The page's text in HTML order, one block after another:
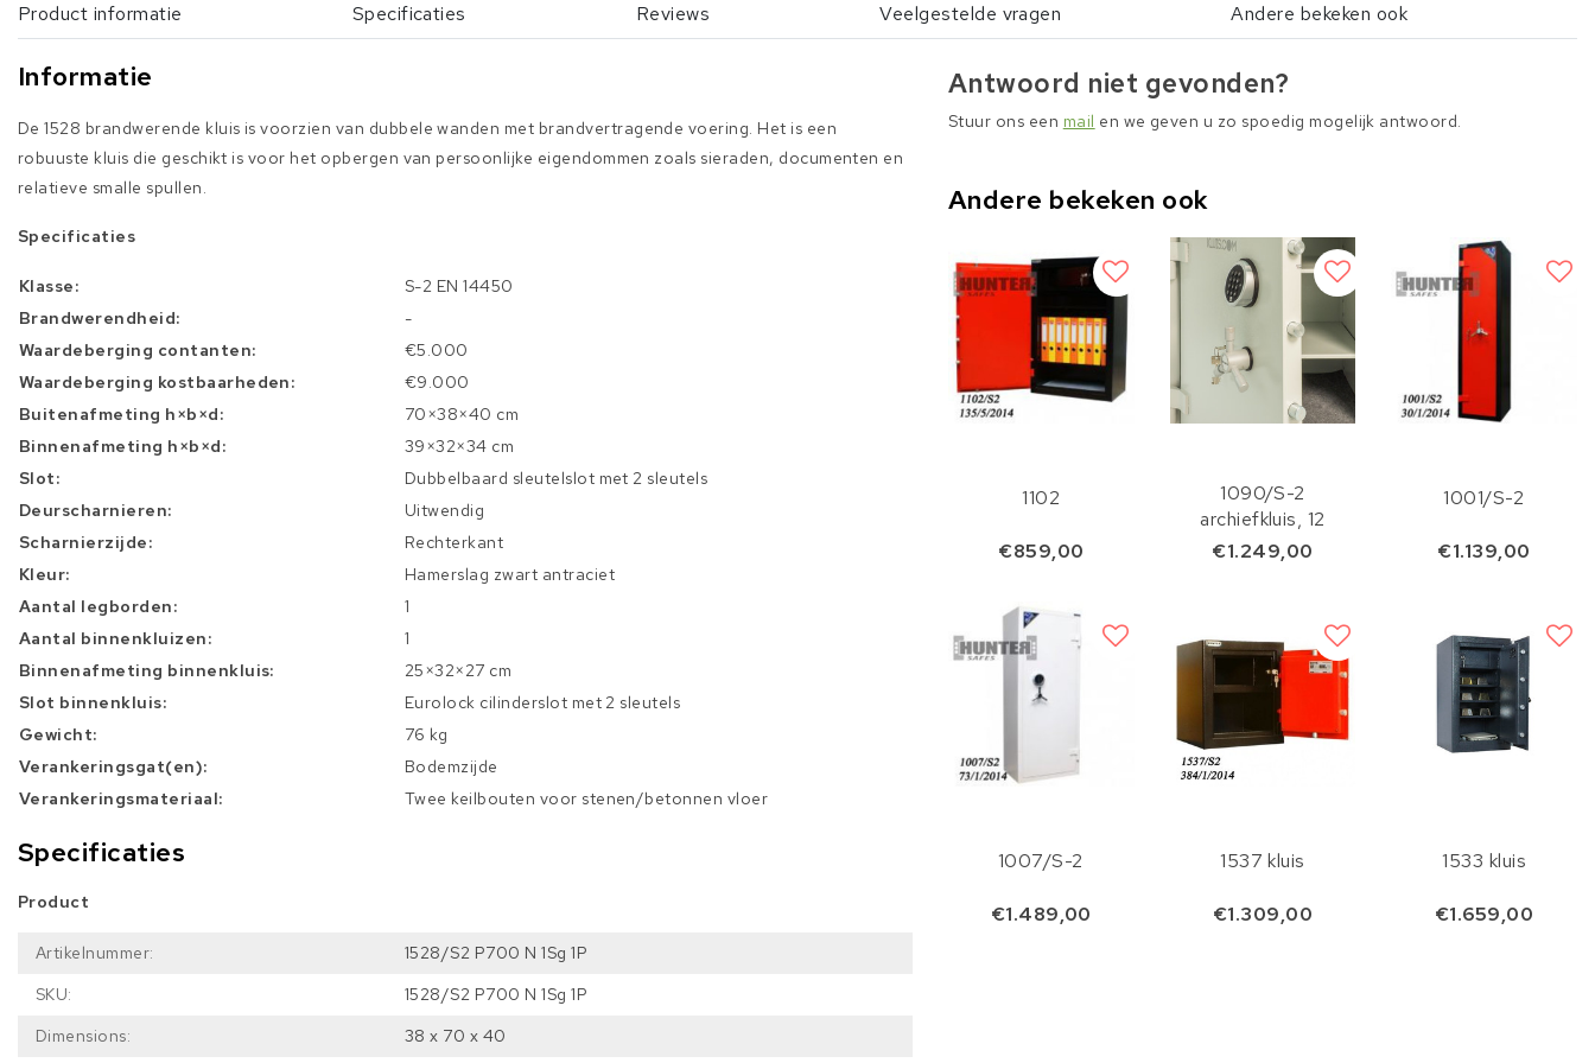
Product informatie Specificaties Reviews Veelgestelde vragen Andere bekeken ook
Informatie
De 1528 brandwerende kluis is voorzien van dubbele wanden met brandvertragende voering. Het is een
robuuste kluis die geschikt is voor het opbergen van persoonlijke eigendommen zoals sieraden, documenten en
relatieve smalle spullen.
Specificaties
Klasse:
S-2 EN 14450
Brandwerendheid:
-
Waardeberging contanten:
€5.000
Waardeberging kostbaarheden:
€9.000
Buitenafmeting h×b×d:
70×38×40 cm
Binnenafmeting h×b×d:
39×32×34 cm
Slot:
Dubbelbaard sleutelslot met 2 sleutels
Deurscharnieren:
Uitwendig
Scharnierzijde:
Rechterkant
Kleur:
Hamerslag zwart antraciet
Aantal legborden:
1
Aantal binnenkluizen:
1
Binnenafmeting binnenkluis:
25×32×27 cm
Slot binnenkluis:
Eurolock cilinderslot met 2 sleutels
Gewicht:
76 kg
Verankeringsgat(en):
Bodemzijde
Verankeringsmateriaal:
Twee keilbouten voor stenen/betonnen vloer
Specificaties
Product
Artikelnummer:
1528/S2 P700 N 1Sg 1P
SKU:
1528/S2 P700 N 1Sg 1P
Dimensions:
38 x 70 x 40
Antwoord niet gevonden?
Stuur ons een mail en we geven u zo spoedig mogelijk antwoord.
Andere bekeken ook
1102
€859,00
1090/S-2
archiefkluis, 12
ordners
€1.249,00
1001/S-2
€1.139,00
1007/S-2
€1.489,00
1537 kluis
€1.309,00
1533 kluis
€1.659,00